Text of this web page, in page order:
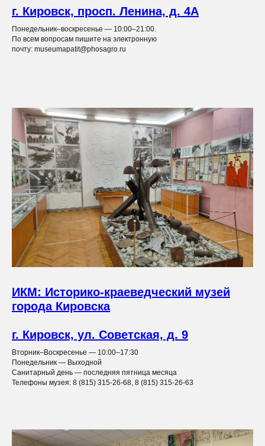
г. Кировск, просп. Ленина, д. 4А
Понедельник–воскресенье — 10:00–21:00.
По всем вопросам пишите на электронную
почту: museumapatit@phosagro.ru
ИКМ: Историко-краеведческий музей
города Кировска
г. Кировск, ул. Советская, д. 9
Вторник–Воскресенье — 10:00–17:30
Понедельник — Выходной
Санитарный день — последняя пятница месяца
Телефоны музея: 8 (815) 315-26-68, 8 (815) 315-26-63